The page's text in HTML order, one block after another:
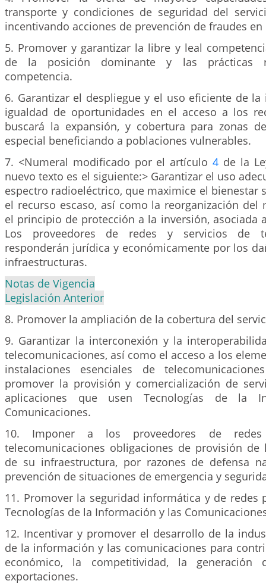
transporte y condiciones de seguridad del
incentivando acciones de prevención de fraudes en
5. Promover y garantizar la libre y leal
de la posición dominante y las prácticas
competencia.
6. Garantizar el despliegue y el uso eficiente de
igualdad de oportunidades en el acceso a los
buscará la expansión, y cobertura para zonas
especial beneficiando a poblaciones vulnerables.
7. <Numeral modificado por el artículo4 de la
nuevo texto es el siguiente:> Garantizar el uso
espectro radioeléctrico, que maximice el bienestar
el recurso escaso, así como la reorganización del
el principio de protección a la inversión, asociada
Los proveedores de redes y servicios de
responderán jurídica y económicamente por los
infraestructuras.
Notas de Vigencia
Legislación Anterior
8. Promover la ampliación de la cobertura del
9. Garantizar la interconexión y la
telecomunicaciones, así como el acceso a los
instalaciones esenciales de
promover la provisión y comercialización de
aplicaciones que usen Tecnologías de la
Comunicaciones.
10. Imponer a los proveedores de
telecomunicaciones obligaciones de provisión
de su infraestructura, por razones de defensa
prevención de situaciones de emergencia y
11. Promover la seguridad informática y de redes
Tecnologías de la Información y las
12. Incentivar y promover el desarrollo de la
de la información y las comunicaciones para
económico, la competitividad, la
exportaciones.